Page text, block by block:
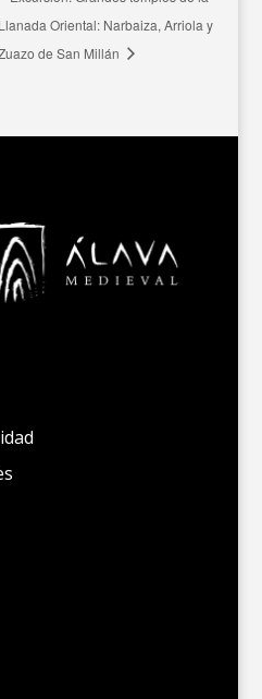
Llanada Oriental: Narbaiza, Arriola y
de San Millán